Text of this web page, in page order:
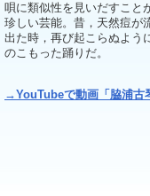
唄に類似性を見いだすこと
珍しい芸能。昔，天然痘が
出た時，再び起こらぬよう
のこもった踊りだ。
→YouTubeで動画「脇浦古